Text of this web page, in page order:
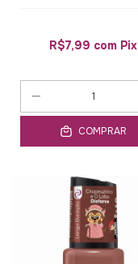
R$7,99 com Pix
COMPRAR